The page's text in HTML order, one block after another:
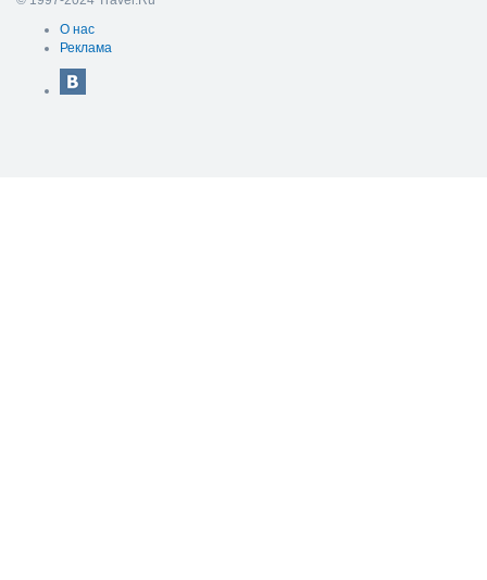
О нас
Реклама